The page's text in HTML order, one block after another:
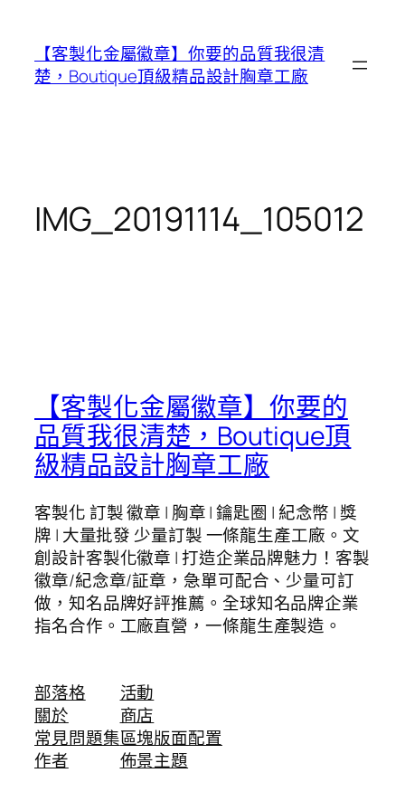
【客製化金屬徽章】你要的品質我很清
楚，Boutique頂級精品設計胸章工廠
IMG_20191114_105012
【客製化金屬徽章】你要的
品質我很清楚，Boutique頂
級精品設計胸章工廠
客製化 訂製 徽章 | 胸章 | 鑰匙圈 | 紀念幣 | 獎
牌 | 大量批發 少量訂製 一條龍生產工廠。文
創設計客製化徽章 | 打造企業品牌魅力！客製
徽章/紀念章/証章，急單可配合、少量可訂
做，知名品牌好評推薦。全球知名品牌企業
指名合作。工廠直營，一條龍生產製造。
部落格
關於
常見問題集
作者
活動
商店
區塊版面配置
佈景主題